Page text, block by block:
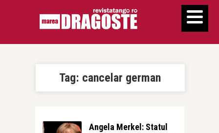
Tag: cancelar german
Angela Merkel: Statul